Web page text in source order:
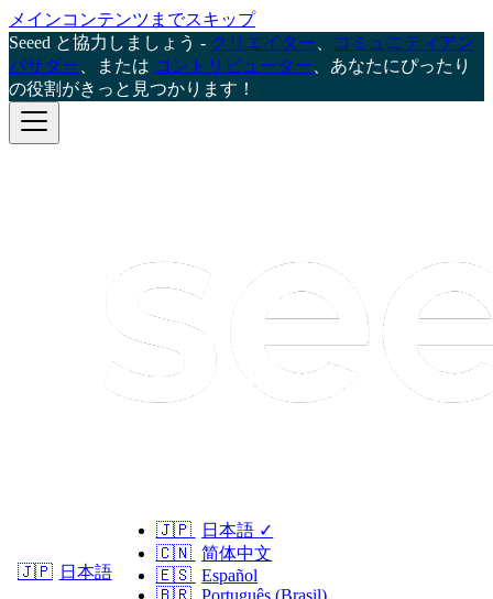
メインコンテンツまでスキップ
Seeed と協力しましょう - クリエイター
コミュニティアン
バサダー 、または コントリビューター 、あなたにぴったり
の役割がきっと見つかります！
🇯🇵 日本語
🇯🇵 日本語 ✓
🇨🇳 简体中文
🇪🇸 Español
🇧🇷 Português (Brasil)